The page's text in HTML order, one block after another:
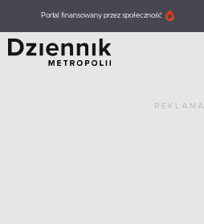
Portal finansowany przez społeczność
REKLAMA